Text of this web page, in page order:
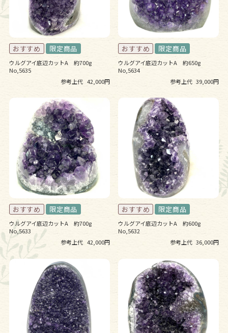
ウルグアイ底辺カットA 約700g
No,5635
参考上代 42,000円
ウルグアイ底辺カットA 約650g
No,5634
参考上代 39,000円
ウルグアイ底辺カットA 約700g
No,5633
参考上代 42,000円
ウルグアイ底辺カットA 約600g
No,5632
参考上代 36,000円